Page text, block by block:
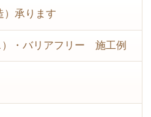
）承ります
）・バリアフリー 施工例